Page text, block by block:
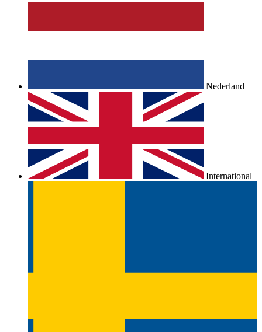
Nederland
International